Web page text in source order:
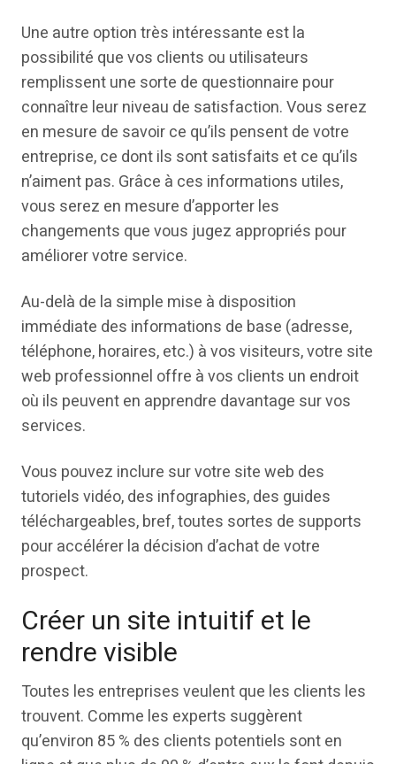
Une autre option très intéressante est la
possibilité que vos clients ou utilisateurs
remplissent une sorte de questionnaire pour
connaître leur niveau de satisfaction. Vous serez
en mesure de savoir ce qu’ils pensent de votre
entreprise, ce dont ils sont satisfaits et ce qu’ils
n’aiment pas. Grâce à ces informations utiles,
vous serez en mesure d’apporter les
changements que vous jugez appropriés pour
améliorer votre service.
Au-delà de la simple mise à disposition
immédiate des informations de base (adresse,
téléphone, horaires, etc.) à vos visiteurs, votre site
web professionnel offre à vos clients un endroit
où ils peuvent en apprendre davantage sur vos
services.
Vous pouvez inclure sur votre site web des
tutoriels vidéo, des infographies, des guides
téléchargeables, bref, toutes sortes de supports
pour accélérer la décision d’achat de votre
prospect.
Créer un site intuitif et le
rendre visible
Toutes les entreprises veulent que les clients les
trouvent. Comme les experts suggèrent
qu’environ 85 % des clients potentiels sont en